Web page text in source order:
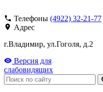
Телефоны (4922) 32-21-77
Адрес
г.Владимир, ул.Гоголя, д.2
Версия для
слабовидящих
Поиск